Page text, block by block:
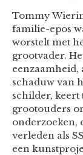
Tommy
familie-epos
worstelt met
grootvader.
eenzaamheid,
schaduw van
schilder,
grootouders
onderzoeken,
verleden als
een